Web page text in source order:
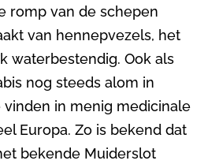
romp van de schepen
van hennepvezels, het
waterbestendig. Ook als
nog steeds alom in
vinden in menig medicinale
Europa. Zo is bekend dat
bekende Muiderslot